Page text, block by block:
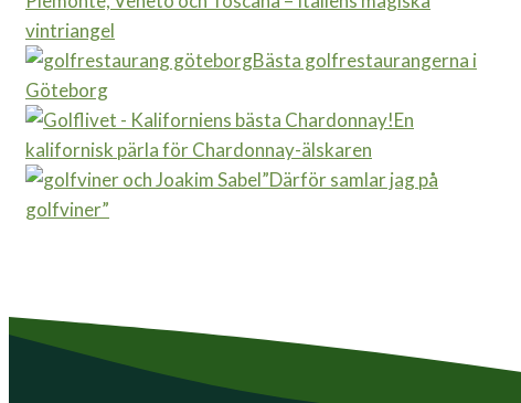
vintriangel
Bästa golfrestaurangerna i
Göteborg
En
kalifornisk pärla för Chardonnay-älskaren
”Därför samlar jag på
golfviner”